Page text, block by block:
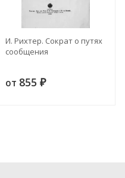
И. Рихтер. Сократ о путях
сообщения
от 855 ₽